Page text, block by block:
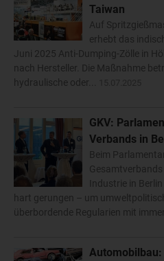
Taiwan
Auf
erhebt das
Juni 2025 Anti-Dumping-Zölle in
nach Hersteller. Die Maßnahme
hydraulische oder...
GKV:
Verbands in
Beim
Industrie in
hart gerungen – um
überbordende Regularien mit